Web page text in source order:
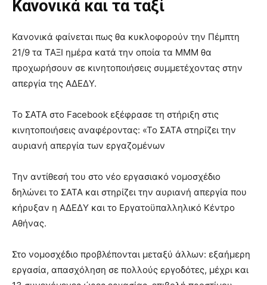
Κανονικά και τα ταξί
Κανονικά φαίνεται πως θα κυκλοφορούν την Πέμπτη
21/9 τα ΤΑΞΙ ημέρα κατά την οποία τα ΜΜΜ θα
προχωρήσουν σε κινητοποιήσεις συμμετέχοντας στην
απεργία της ΑΔΕΔΥ.
Το ΣΑΤΑ στο Facebook εξέφρασε τη στήριξη στις
κινητοποιήσεις αναφέροντας: «Το ΣΑΤΑ στηρίζει την
αυριανή απεργία των εργαζομένων
Την αντίθεσή του στο νέο εργασιακό νομοσχέδιο
δηλώνει το ΣΑΤΑ και στηρίζει την αυριανή απεργία που
κήρυξαν η ΑΔΕΔΥ και το Εργατοϋπαλληλικό Κέντρο
Αθήνας.
Στο νομοσχέδιο προβλέπονται μεταξύ άλλων: εξαήμερη
εργασία, απασχόληση σε πολλούς εργοδότες, μέχρι και